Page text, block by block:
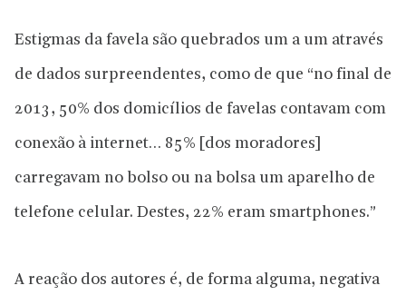
Estigmas da favela são quebrados um a um através
de dados surpreendentes, como de que “no final de
2013, 50% dos domicílios de favelas contavam com
conexão à internet… 85% [dos moradores]
carregavam no bolso ou na bolsa um aparelho de
telefone celular. Destes, 22% eram smartphones.”
A reação dos autores é, de forma alguma, negativa